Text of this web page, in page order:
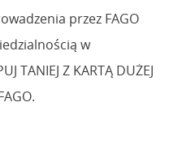
przez FAGO
w
TANIEJ Z KARTĄ DUŻEJ